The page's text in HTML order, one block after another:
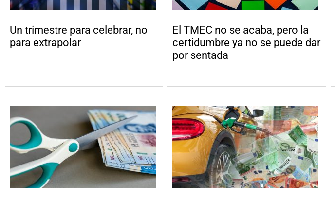
Un trimestre para celebrar, no
para extrapolar
El TMEC no se acaba, pero la
certidumbre ya no se puede dar
por sentada